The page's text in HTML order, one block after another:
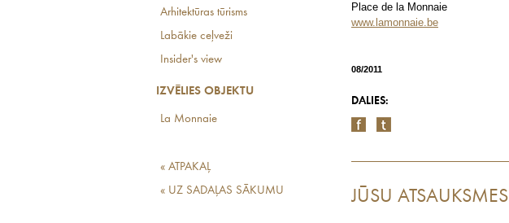
Arhitektūras tūrisms
Labākie ceļveži
Insider's view
IZVĒLIES OBJEKTU
La Monnaie
« ATPAKAĻ
« UZ SADAĻAS SĀKUMU
Place de la Monnaie
www.lamonnaie.be
08/2011
DALIES:
JŪSU ATSAUKSMES